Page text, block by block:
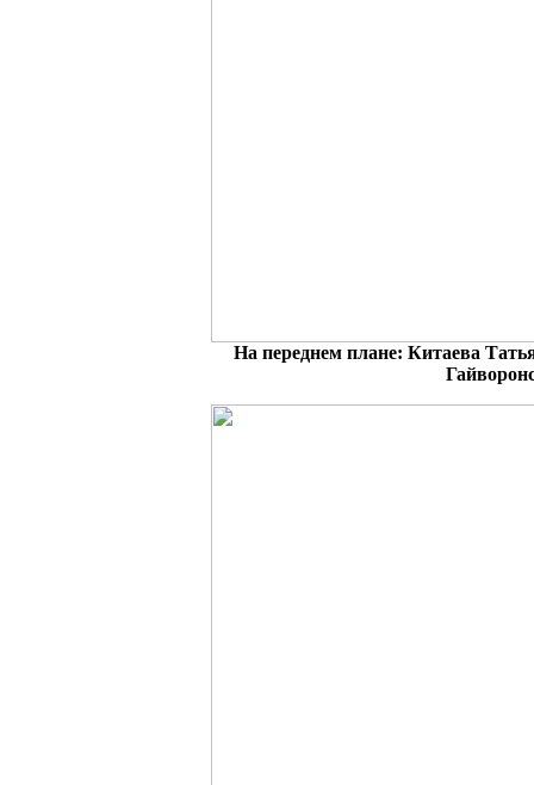
На переднем плане: Китаева